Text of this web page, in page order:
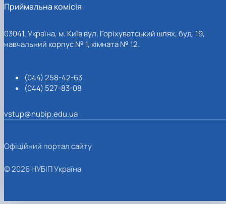
Приймальна комісія
03041, Україна, м. Київ вул. Горіхуватський шлях, буд. 19,
навчальний корпус № 1, кімната № 12.
(044) 258-42-63
(044) 527-83-08
vstup@nubip.edu.ua
Офіційний портал сайту
© 2026 НУБІП Україна